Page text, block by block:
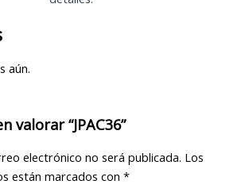
aún.
valorar “JPAC36”
electrónico no será publicada. Los
están marcados con *